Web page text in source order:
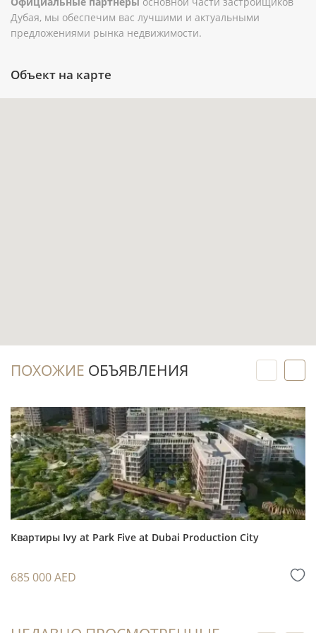
приватная зона.
Площадь 45 м² объединяет компактный
терраса расширяют возможности для отдыха
на открытом воздухе.
Инвестиционный потенциал
рынок аренды сразу после оформления сделки
и подготовки к заселению: не требуется
ожидать завершения работ по комплексу.
Перед покупкой можно сопоставить цену
лота с текущими предложениями в доме и
районе, а также оценить историю
эксплуатации здания и реальный спрос
Формат с 1 спальней и частичной мебелью
Дубая, мы обеспечим вас лучшими и актуальными
предложениями рынка недвижимости.
Объект на карте
ПОХОЖИЕ ОБЪЯВЛЕНИЯ
Квартиры Ivy at Park Five at Dubai Production City
685 000 AED